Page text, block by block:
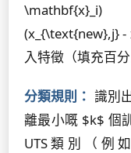
(x_{\text{new},j}
入特徵（填充百
分類規則： 識別
離最小嘅 $k$ 個
UTS類別（例